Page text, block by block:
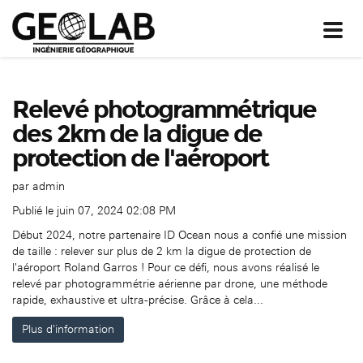
Relevé photogrammétrique
des 2km de la digue de
protection de l'aéroport
par admin
Publié le juin 07, 2024 02:08 PM
Début 2024, notre partenaire ID Ocean nous a confié une mission
de taille : relever sur plus de 2 km la digue de protection de
l'aéroport Roland Garros ! Pour ce défi, nous avons réalisé le
relevé par photogrammétrie aérienne par drone, une méthode
rapide, exhaustive et ultra-précise. Grâce à cela...
Plus d'information